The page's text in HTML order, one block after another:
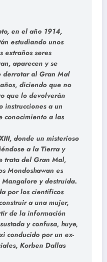
en el año 1914,
estudiando unos
extraños seres
aparecen y se
derrotar al Gran Mal
diciendo que no
que lo devolverán
instrucciones a un
conocimiento a las
donde un misterioso
a la Tierra y
trata del Gran Mal,
Mondoshawan es
y destruida.
por los científicos
a una mujer,
de la información
y confusa, huye,
conducido por un ex-
Korben Dallas